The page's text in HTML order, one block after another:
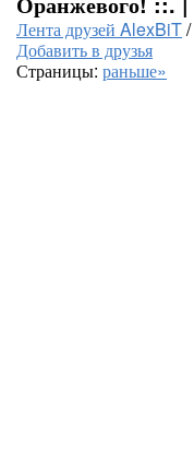
Лента друзей AlexBiT/
Добавить в друзья
Страницы: раньше»